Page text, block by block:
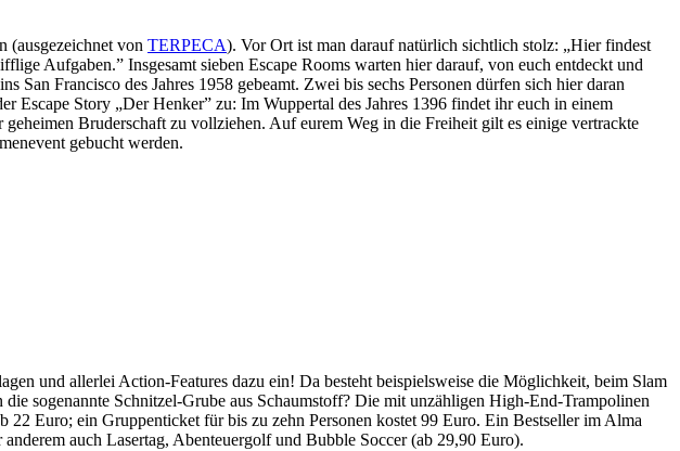
(ausgezeichnet von TERPECA). Vor Ort ist man darauf natürlich sichtlich stolz: „Hier findest
Aufgaben.” Insgesamt sieben Escape Rooms warten hier darauf, von euch entdeckt und
San Francisco des Jahres 1958 gebeamt. Zwei bis sechs Personen dürfen sich hier daran
Escape Story „Der Henker” zu: Im Wuppertal des Jahres 1396 findet ihr euch in einem
Bruderschaft zu vollziehen. Auf eurem Weg in die Freiheit gilt es einige vertrackte
gebucht werden.
und allerlei Action-Features dazu ein! Da besteht beispielsweise die Möglichkeit, beim Slam
sogenannte Schnitzel-Grube aus Schaumstoff? Die mit unzähligen High-End-Trampolinen
Euro; ein Gruppenticket für bis zu zehn Personen kostet 99 Euro. Ein Bestseller im Alma
auch Lasertag, Abenteuergolf und Bubble Soccer (ab 29,90 Euro).